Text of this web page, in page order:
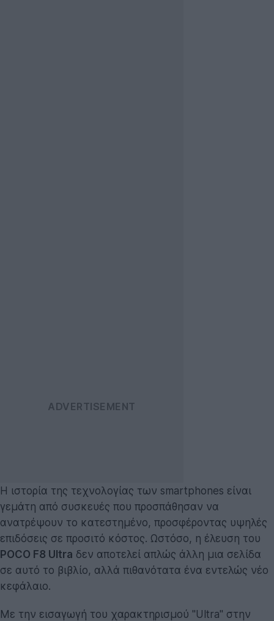
Η ιστορία της τεχνολογίας των smartphones είναι
γεμάτη από συσκευές που προσπάθησαν να
ανατρέψουν το κατεστημένο, προσφέροντας υψηλές
επιδόσεις σε προσιτό κόστος. Ωστόσο, η έλευση του
POCO F8 Ultra δεν αποτελεί απλώς άλλη μια σελίδα
σε αυτό το βιβλίο, αλλά πιθανότατα ένα εντελώς νέο
κεφάλαιο.
Με την εισαγωγή του χαρακτηρισμού "Ultra" στην